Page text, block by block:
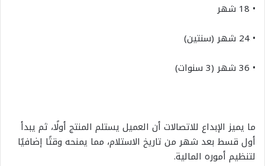
• 18 شهر
• 24 شهر (سنتين)
• 36 شهر (3 سنوات)
ما يميز الإبداع للاتصالات أن العميل يستلم المنتج أولًا، ثم يبدأ
أول قسط بعد شهر من تاريخ الاستلام، مما يمنحه وقتًا إضافيًا
لتنظيم أموره المالية.